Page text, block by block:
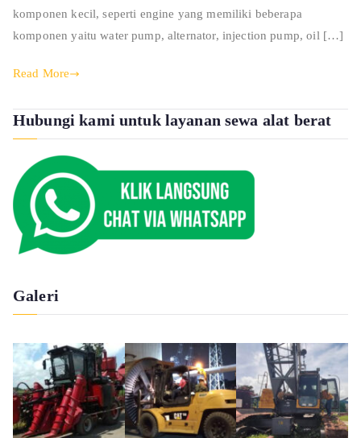
komponen kecil, seperti engine yang memiliki beberapa
komponen yaitu water pump, alternator, injection pump, oil […]
Read More
Hubungi kami untuk layanan sewa alat berat
Galeri